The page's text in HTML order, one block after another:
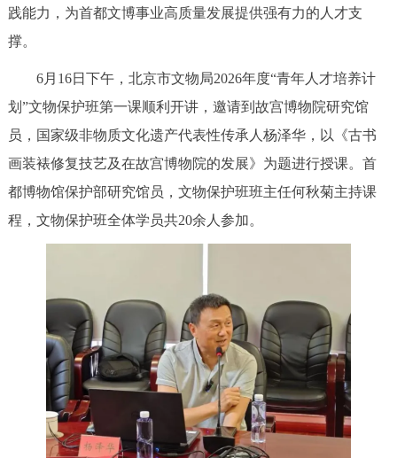
践能力，为首都文博事业高质量发展提供强有力的人才支
撑。
6月16日下午，北京市文物局2026年度“青年人才培养计
划”文物保护班第一课顺利开讲，邀请到故宫博物院研究馆
员，国家级非物质文化遗产代表性传承人杨泽华，以《古书
画装裱修复技艺及在故宫博物院的发展》为题进行授课。首
都博物馆保护部研究馆员，文物保护班班主任何秋菊主持课
程，文物保护班全体学员共20余人参加。